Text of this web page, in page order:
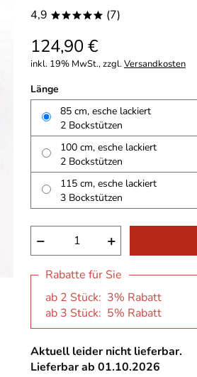
4,9 ***** (7)
124,90 €
inkl. 19% MwSt., zzgl.Versandkosten
Länge
85 cm, esche lackiert
2 Bockstützen
100 cm, esche lackiert
2 Bockstützen
115 cm, esche lackiert
3 Bockstützen
− +
Rabatte für Sie
ab 2 Stück: 3% Rabatt
ab 3 Stück: 5% Rabatt
Aktuell leider nicht lieferbar.
Lieferbar ab 01.10.2026